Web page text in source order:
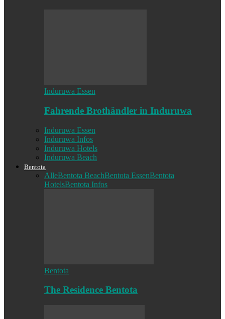
Induruwa Essen
Fahrende Brothändler in Induruwa
Induruwa Essen
Induruwa Infos
Induruwa Hotels
Induruwa Beach
Bentota
AlleBentota BeachBentota EssenBentota
HotelsBentota Infos
Bentota
The Residence Bentota